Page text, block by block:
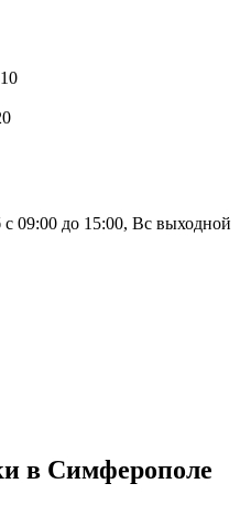
09:00 до 15:00, Вс выходной
в Симферополе